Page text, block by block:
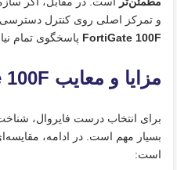
و تمرکز اصلی روی کنترل دسترسی
FortiGate 100F پاسخگوی تمام
مزایا و معایب FortiGate 100F و 200F
برای انتخاب درست فایروال،
بسیار مهم است. در ادامه،
است: